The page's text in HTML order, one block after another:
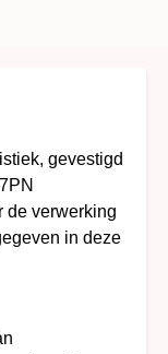
gevestigd
de verwerking
in deze